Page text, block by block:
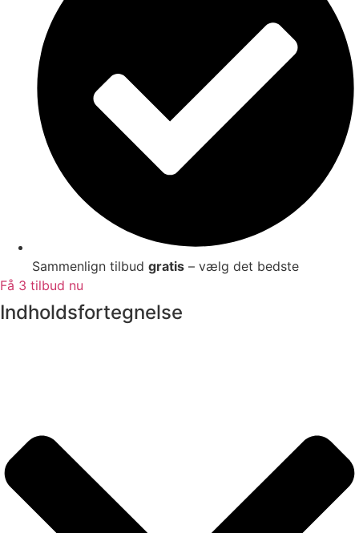
Sammenlign tilbud gratis – vælg det bedste
Få 3 tilbud nu
Indholdsfortegnelse